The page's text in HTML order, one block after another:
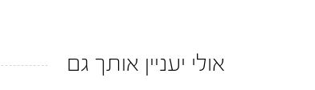
אולי יעניין אותך גם